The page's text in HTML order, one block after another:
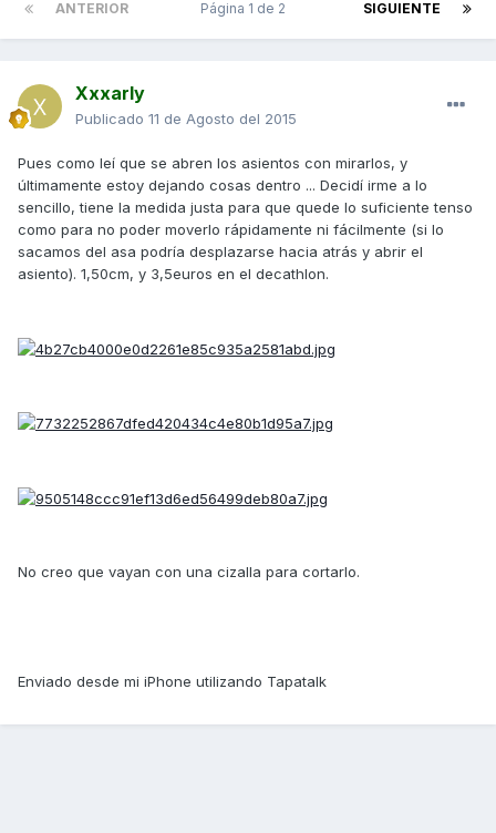
ANTERIOR SIGUIENTE
Página 1 de 2
Xxxarly
Publicado 11 de Agosto del 2015
Pues como leí que se abren los asientos con mirarlos, y
últimamente estoy dejando cosas dentro ... Decidí irme a lo
sencillo, tiene la medida justa para que quede lo suficiente tenso
como para no poder moverlo rápidamente ni fácilmente (si lo
sacamos del asa podría desplazarse hacia atrás y abrir el
asiento). 1,50cm, y 3,5euros en el decathlon.
No creo que vayan con una cizalla para cortarlo.
Enviado desde mi iPhone utilizando Tapatalk